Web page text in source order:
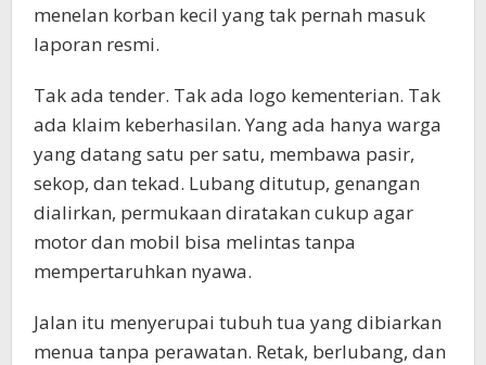
menelan korban kecil yang tak pernah masuk
laporan resmi.
Tak ada tender. Tak ada logo kementerian. Tak
ada klaim keberhasilan. Yang ada hanya warga
yang datang satu per satu, membawa pasir,
sekop, dan tekad. Lubang ditutup, genangan
dialirkan, permukaan diratakan cukup agar
motor dan mobil bisa melintas tanpa
mempertaruhkan nyawa.
Jalan itu menyerupai tubuh tua yang dibiarkan
menua tanpa perawatan. Retak, berlubang, dan